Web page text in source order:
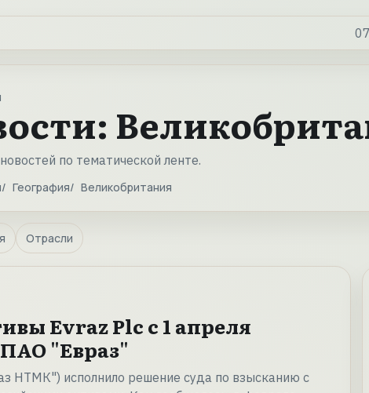
по тематической ленте.
География Великобритания
Отрасли
Evraz Plc с 1 апреля
"Евраз"
НТМК") исполнило решение суда по взысканию с